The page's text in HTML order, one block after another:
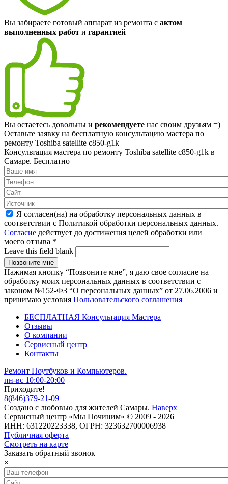
Вы забираете готовый аппарат из ремонта с актом
выполненных работ и гарантией
Вы остаетесь довольны и рекомендуете нас своим друзьям =)
Оставьте заявку на бесплатную консультацию мастера по
ремонту Toshiba satellite c850-g1k
Консультация мастера по ремонту Toshiba satellite c850-g1k в
Самаре. Бесплатно
Я согласен(на) на обработку персональных данных в
соответствии с Политикой обработки персональных данных.
Согласие действует до достижения целей обработки или
моего отзыва *
Leave this field blank
Нажимая кнопку “Позвоните мне”, я даю свое согласие на
обработку моих персональных данных в соответствии с
законом №152-ФЗ “О персональных данных” от 27.06.2006 и
принимаю условия Пользовательского соглашения
БЕСПЛАТНАЯ Консультация Мастера
Отзывы
О компании
Сервисный центр
Контакты
Ремонт Ноутбуков и Компьютеров.
пн-вс 10:00-20:00
Приходите!
8(846)379-21-09
Создано с любовью для жителей Самары. Наверх
Сервисный центр «Мы Починим» © 2009 - 2026
ИНН: 631220223338, ОГРН: 323632700006938
Публичная оферта
Смотреть на карте
Заказать обратный звонок
×